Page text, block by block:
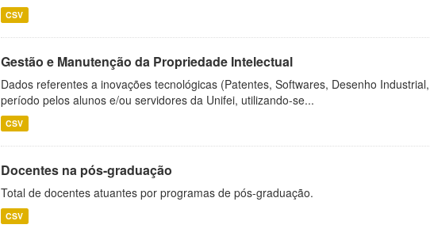
CSV
Gestão e Manutenção da Propriedade Intelectual
Dados referentes a inovações tecnológicas (Patentes, Softwares, Desenho
período pelos alunos e/ou servidores da Unifei, utilizando-se...
CSV
Docentes na pós-graduação
Total de docentes atuantes por programas de pós-graduação.
CSV